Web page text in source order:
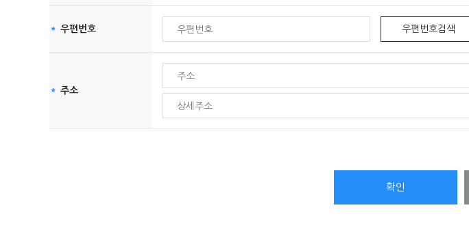
제2조 서비스 재가입
(1) 제1조에 의하여 서비스에서 탈퇴한 사용자가 재가입을 원할 경우, 회원 본인이 직접 전자메
(3) 기존의 ID와 비밀번호로 로그인이 되면 재가입이 이루어진 것입니다.
제3조 서비스 이용제한
한국공정경쟁연합회은(는) 회원이 다음 사항에 해당하는 행위를 하였을 경우, 사전통지 없이 이용계약을 해지하
가. 공공 질서 및 미풍 양속에 반하는 경우
개인정보 제공
본회는 이용자의 개인정보를 원칙적으로 외부에 제공하지 않습니다. 다만, 아래의 경우에는 예외로 합
① 이용자들이 사전에 동의한 경우
② 법령의 규정에 의거하거나, 수사 목적으로 법령에 정해진 절차와 방법에 따라 수사기관의 요구가 있
③ 케이지이니시스(주) : 구매 및 요금결제
정보주체와 법정대리인의 권리․의무 및 행사방법
귀하가 개인정보의 오류에 대한 정정을 요청하신 경우에는 정정을 완료하기 전까지 당해 개인정보
* 우편번호 우편번호검색
* 주소
확인